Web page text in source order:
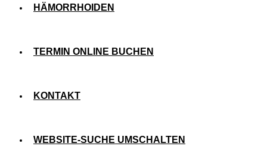
HÄMORRHOIDEN
TERMIN ONLINE BUCHEN
KONTAKT
WEBSITE-SUCHE UMSCHALTEN